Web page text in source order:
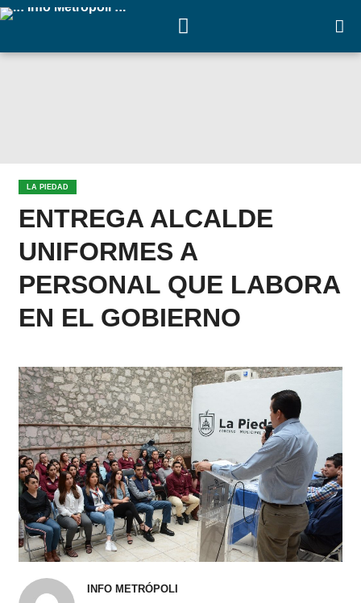
LA PIEDAD
ENTREGA ALCALDE
UNIFORMES A
PERSONAL QUE LABORA
EN EL GOBIERNO
INFO METRÓPOLI